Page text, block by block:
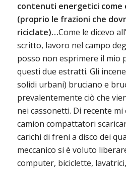
contenuti energetici come
(proprio le frazioni che
riciclate)…Come le dicevo
scritto, lavoro nel campo
posso non esprimere il mio
questi due estratti. Gli
solidi urbani) bruciano e
prevalentemente ciò che
nei cassonetti. Di recente
camion compattatori
carichi di freni a disco dei
meccanico si è voluto
computer, biciclette,